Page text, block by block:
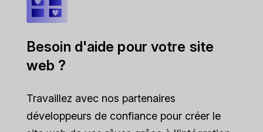
Besoin d'aide pour votre site
web ?
Travaillez avec nos partenaires
développeurs de confiance pour créer le